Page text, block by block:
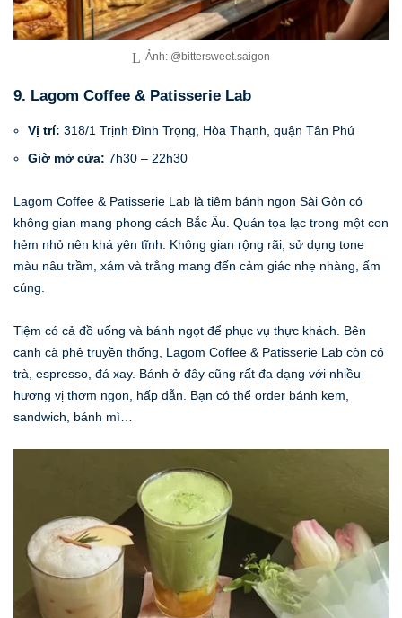
Ảnh: @bittersweet.saigon
9. Lagom Coffee & Patisserie Lab
Vị trí: 318/1 Trịnh Đình Trọng, Hòa Thạnh, quận Tân Phú
Giờ mở cửa: 7h30 – 22h30
Lagom Coffee & Patisserie Lab là tiệm bánh ngon Sài Gòn có
không gian mang phong cách Bắc Âu. Quán tọa lạc trong một con
hẻm nhỏ nên khá yên tĩnh. Không gian rộng rãi, sử dụng tone
màu nâu trầm, xám và trắng mang đến cảm giác nhẹ nhàng, ấm
cúng.
Tiệm có cả đồ uống và bánh ngọt để phục vụ thực khách. Bên
cạnh cà phê truyền thống, Lagom Coffee & Patisserie Lab còn có
trà, espresso, đá xay. Bánh ở đây cũng rất đa dạng với nhiều
hương vị thơm ngon, hấp dẫn. Bạn có thể order bánh kem,
sandwich, bánh mì…